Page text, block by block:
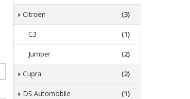
Citroen (3)
C3 (1)
Jumper (2)
Cupra (2)
DS Automobile (1)